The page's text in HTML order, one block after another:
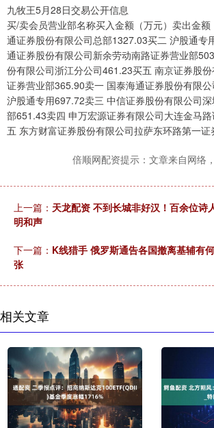
九牧王5月28日交易公开信息
买/卖会员营业部名称买入金额（万元）卖出金
通证券股份有限公司总部1327.03买二 沪股通专
通证券股份有限公司新余劳动南路证券营业部
份有限公司浙江分公司461.23买五 南京证券股
证券营业部365.90卖一 国泰海通证券股份有限
沪股通专用697.72卖三 中信证券股份有限公司
部651.43卖四 申万宏源证券有限公司大连金马
五 东方财富证券股份有限公司拉萨东环路第一
倍顺网配资提示：文章来自网络
上一篇： 天龙配资 不到长城非好汉！百余位诗
明和声
下一篇： K线猎手 俄罗斯通告各国撤离基辅有
张
相关文章